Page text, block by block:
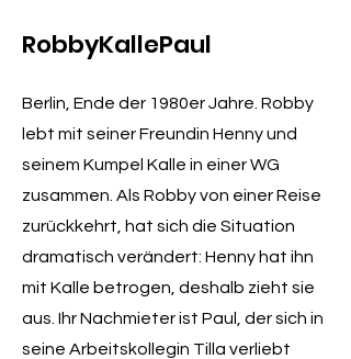
RobbyKallePaul
Berlin, Ende der 1980er Jahre. Robby
lebt mit seiner Freundin Henny und
seinem Kumpel Kalle in einer WG
zusammen. Als Robby von einer Reise
zurückkehrt, hat sich die Situation
dramatisch verändert: Henny hat ihn
mit Kalle betrogen, deshalb zieht sie
aus. Ihr Nachmieter ist Paul, der sich in
seine Arbeitskollegin Tilla verliebt